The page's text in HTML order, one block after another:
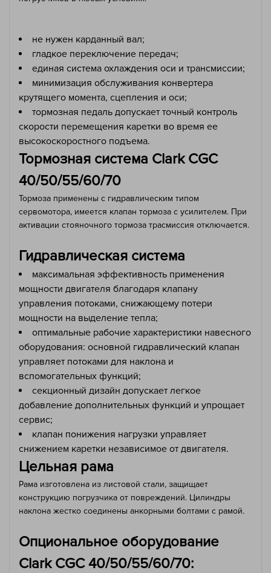
не нужен карданный вал;
гладкое переключение передач;
единая система охлаждения оси и трансмиссии;
минимизация обслуживания конвертера
крутящего момента, сцепления и оси;
тормозная педаль допускает точный контроль
скорости перемещения каретки во время ее
высокоскоростного подъема.
Тормозная система Clark CGC
40/50/55/60/70
Тормоза применены с гидравлическим типом
сервомотора, имеется клапан тормоза с усилителем. При
активации стояночного тормоза трасмиссия отключается.
Гидравлическая система
максимальная эффективность применения
мощности двигателя благодаря клапану
управления потоками, снижающему потери
мощности на выделение тепла;
оптимальные рабочие характеристики навесного
оборудования: основной гидравлический клапан
управляет потоками для наклона и
вспомогательных функций;
секционный дизайн допускает легкое
добавление дополнительных функций и упрощает
сервис;
клапан понижения нагрузки управляет
снижением каретки независимое от двигателя.
Цельная рама
Рама изготовлена из листовой стали, защищает
конструкцию погрузчика от повреждений. Цилиндры
наклона жестко соединены анкорными болтами с рамой.
Опциональное оборудование
Clark CGC 40/50/55/60/70: